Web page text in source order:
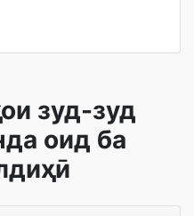
зуд-зуд
оид ба